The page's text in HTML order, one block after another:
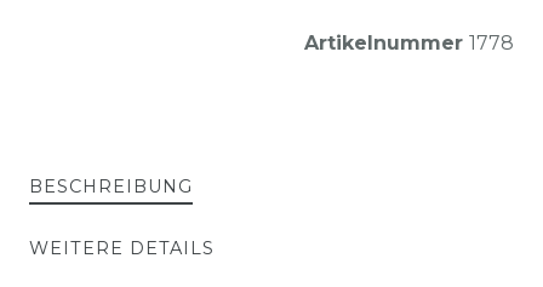
Artikelnummer 1778
BESCHREIBUNG
WEITERE DETAILS